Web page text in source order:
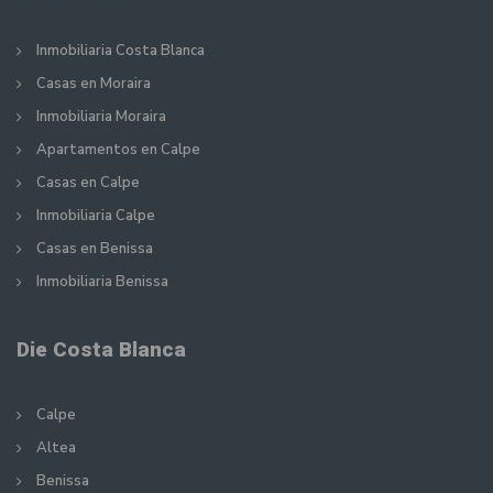
Inmobiliaria Costa Blanca
Casas en Moraira
Inmobiliaria Moraira
Apartamentos en Calpe
Casas en Calpe
Inmobiliaria Calpe
Casas en Benissa
Inmobiliaria Benissa
Die Costa Blanca
Calpe
Altea
Benissa